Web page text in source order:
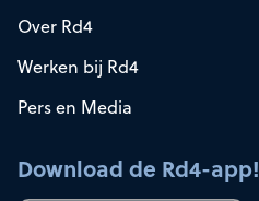
Over Rd4
Werken bij Rd4
Pers en Media
Download de Rd4-app!